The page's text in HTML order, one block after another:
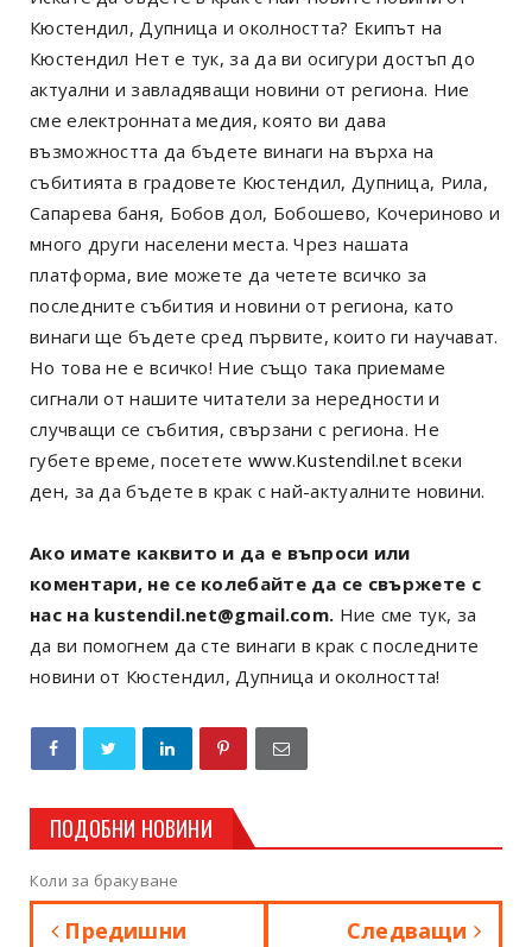
Кюстендил, Дупница и околността? Екипът на
Кюстендил Нет е тук, за да ви осигури достъп до
актуални и завладяващи новини от региона. Ние
сме електронната медия, която ви дава
възможността да бъдете винаги на върха на
събитията в градовете Кюстендил, Дупница, Рила,
Сапарева баня, Бобов дол, Бобошево, Кочериново и
много други населени места. Чрез нашата
платформа, вие можете да четете всичко за
последните събития и новини от региона, като
винаги ще бъдете сред първите, които ги научават.
Но това не е всичко! Ние също така приемаме
сигнали от нашите читатели за нередности и
случващи се събития, свързани с региона. Не
губете време, посетете www.Kustendil.net всеки
ден, за да бъдете в крак с най-актуалните новини.
Ако имате каквито и да е въпроси или
коментари, не се колебайте да се свържете с
нас на kustendil.net@gmail.com. Ние сме тук, за
да ви помогнем да сте винаги в крак с последните
новини от Кюстендил, Дупница и околността!
ПОДОБНИ НОВИНИ
Коли за бракуване
Предишни Следващи